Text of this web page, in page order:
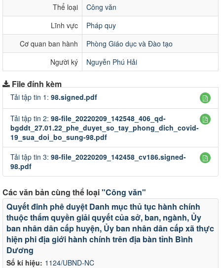
Thể loại
Công văn
Lĩnh vực
Pháp quy
Cơ quan ban hành
Phòng Giáo dục và Đào tạo
Người ký
Nguyễn Phú Hải
File đính kèm
Tải tập tin 1: 98.signed.pdf
Tải tập tin 2: 98-file_20220209_142548_406_qd-
bgddt_27.01.22_phe_duyet_so_tay_phong_dich_covid-
19_sua_doi_bo_sung-98.pdf
Tải tập tin 3: 98-file_20220209_142458_cv186.signed-
98.pdf
Các văn bản cùng thể loại"Công văn"
Số kí hiệu: 1124/UBND-NC
Quyết đinh phê duyệt Danh mục thủ tục hành chính
thuộc thẩm quyền giải quyết của sở, ban, ngành, Ủy
ban nhân dân cấp huyện, Ủy ban nhân dân cấp xã thực
hiện phi địa giới hành chính trên địa bàn tỉnh Bình
Dương